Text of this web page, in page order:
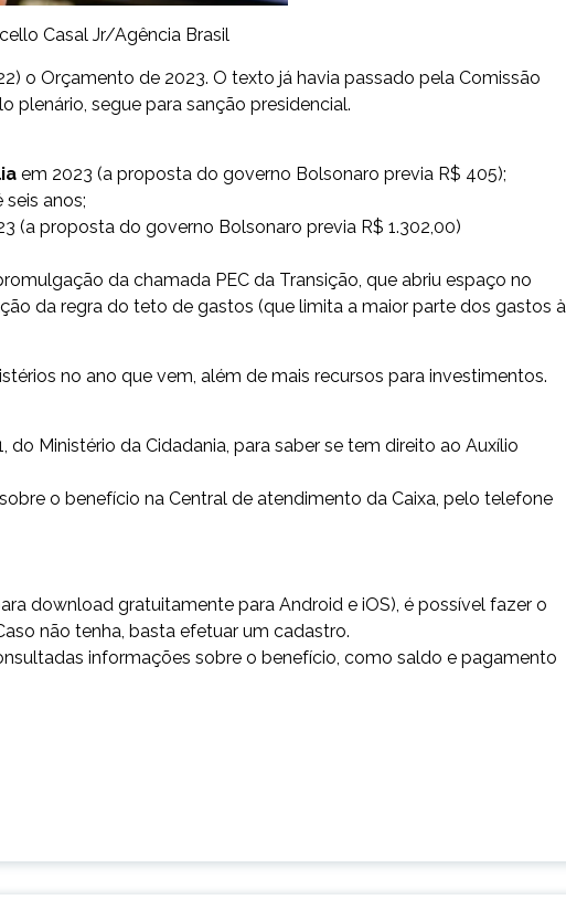
Casal Jr/Agência Brasil
o Orçamento de 2023. O texto já havia passado pela Comissão
plenário, segue para sanção presidencial.
em 2023 (a proposta do governo Bolsonaro previa R$ 405);
seis anos;
(a proposta do governo Bolsonaro previa R$ 1.302,00)
da chamada PEC da Transição, que abriu espaço no
da regra do teto de gastos (que limita a maior parte dos gastos à
no ano que vem, além de mais recursos para investimentos.
, do Ministério da Cidadania, para saber se tem direito ao Auxílio
o benefício na Central de atendimento da Caixa, pelo telefone
download gratuitamente para Android e iOS), é possível fazer o
não tenha, basta efetuar um cadastro.
informações sobre o benefício, como saldo e pagamento